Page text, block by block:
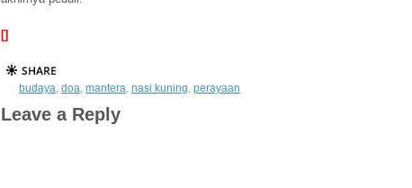
[]
budaya, doa, mantera, nasi kuning, perayaan
Leave a Reply